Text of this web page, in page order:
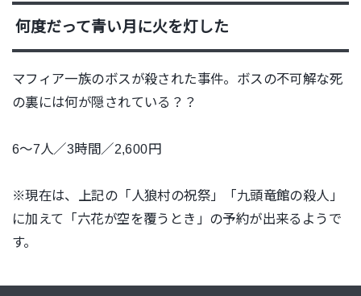
何度だって青い月に火を灯した
マフィア一族のボスが殺された事件。ボスの不可解な死
の裏には何が隠されている？？
6〜7人／3時間／2,600円
※現在は、上記の「人狼村の祝祭」「九頭竜館の殺人」
に加えて「六花が空を覆うとき」の予約が出来るようで
す。